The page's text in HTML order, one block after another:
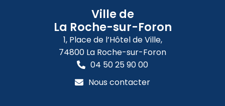
Ville de
La Roche-sur-Foron
1, Place de l’Hôtel de Ville,
74800 La Roche-sur-Foron
04 50 25 90 00
Nous contacter